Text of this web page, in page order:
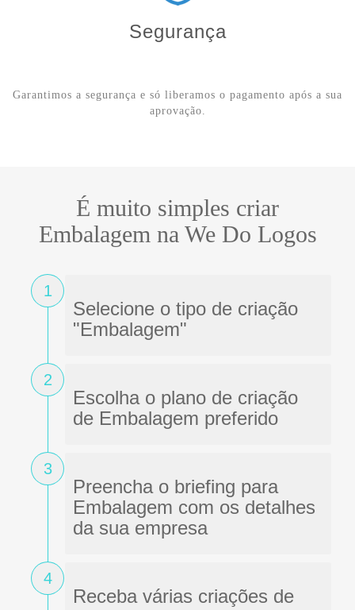
Segurança
Garantimos a segurança e só liberamos o pagamento após a sua
aprovação.
É muito simples criar
Embalagem na We Do Logos
1
Selecione o tipo de criação
"Embalagem"
2
Escolha o plano de criação
de Embalagem preferido
3
Preencha o briefing para
Embalagem com os detalhes
da sua empresa
4
Receba várias criações de